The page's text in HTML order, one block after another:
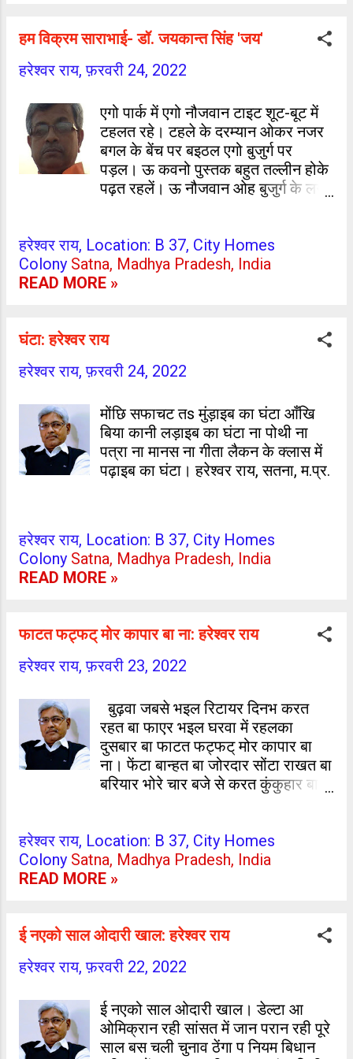
हम विक्रम साराभाई- डॉ. जयकान्त सिंह 'जय'
हरेश्वर राय,फ़रवरी 24, 2022
एगो पार्क में एगो नौजवान टाइट शूट-बूट में
टहलत रहे। टहले के दरम्यान ओकर नजर
बगल के बेंच पर बइठल एगो बुजुर्ग पर
पड़ल। ऊ कवनो पुस्तक बहुत तल्लीन होके
पढ़त रहलें। ऊ नौजवान ओह बुजुर्ग के लगे
पढ़े में तल्लीन रहते जबाब दिहलें -
'श्रीमद्भगवद्गीता'। एह पर ऊ नौजवान
लमहर - चाकर भासन देत कहलस - 'अपने
बनाके रखले बानी। एह बैग्यानिक जुग में
गीता आ महाभारत पढ़ला से देस आगे थोड़े
जा पाई।' एह पर ऊ बुजुर्ग ओह नौजवान से
बोललन- 'हम, हम विक्रम साराभाई अंतरिक्ष
केंद्र के साइंस्टिस्ट हईं, आ रउरा?'
नौजवान के जबाब आ सवाल सुनके ऊ बुजुर्ग
उहाँ से उठ के चलते- चलते बोललें - 'हम,
नगर, मार्ग सं- 1(सी), भिखनपुरा,
मुजफ्फरपुर (बिहार) पिन कोड - 842001
हरेश्वर राय, Location: B 37, City Homes
Colony Satna, Madhya Pradesh, India
READ MORE »
घंटा: हरेश्वर राय
हरेश्वर राय,फ़रवरी 24, 2022
मोंछि सफाचट तs मुंड़ाइब का घंटा आँखि
बिया कानी लड़ाइब का घंटा ना पोथी ना
पत्रा ना मानस ना गीता लैकन के क्लास में
पढ़ाइब का घंटा। हरेश्वर राय, सतना, म.प्र.
हरेश्वर राय, Location: B 37, City Homes
Colony Satna, Madhya Pradesh, India
READ MORE »
फाटत फट्फट् मोर कापार बा ना: हरेश्वर राय
हरेश्वर राय,फ़रवरी 23, 2022
बुढ़वा जबसे भइल रिटायर दिनभ करत
रहत बा फाएर भइल घरवा में रहलका
दुसबार बा फाटत फट्फट् मोर कापार बा
ना। फेंटा बान्हत बा जोरदार सोंटा राखत बा
बरियार भोरे चार बजे से करत कुंकुहार बा
बुढ़वा अपना आदत से लाचार बा फाटत
फट्फट् मोर कापार बा ना। हरेश्वर राय,
सतना, म.प्र.
हरेश्वर राय, Location: B 37, City Homes
Colony Satna, Madhya Pradesh, India
READ MORE »
ई नएको साल ओदारी खाल: हरेश्वर राय
हरेश्वर राय,फ़रवरी 22, 2022
ई नएको साल ओदारी खाल। डेल्टा आ
ओमिक्रान रही सांसत में जान परान रही पूरे
साल बस चली चुनाव ठेंगा प नियम बिधान